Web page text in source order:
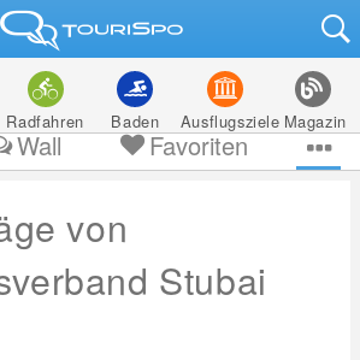
Radfahren Baden Ausflugsziele Magazin
Wall Favoriten
von
Stubai